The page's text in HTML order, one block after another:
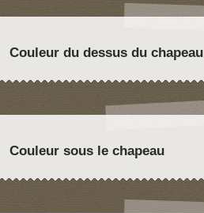
Couleur du dessus du chapeau
Couleur sous le chapeau